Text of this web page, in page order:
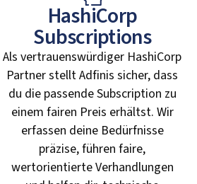
HashiCorp
Subscriptions
Als vertrauenswürdiger HashiCorp
Partner stellt Adfinis sicher, dass
du die passende Subscription zu
einem fairen Preis erhältst. Wir
erfassen deine Bedürfnisse
präzise, führen faire,
wertorientierte Verhandlungen